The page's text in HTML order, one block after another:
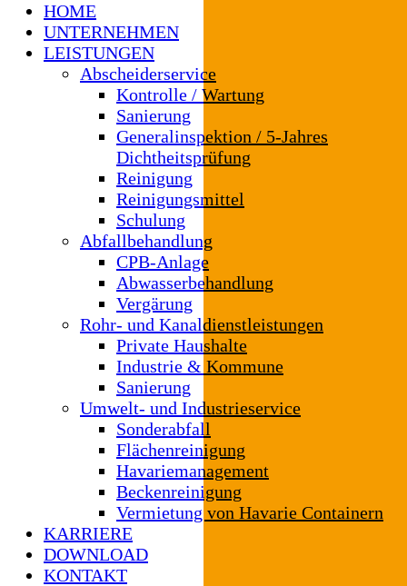
HOME
UNTERNEHMEN
LEISTUNGEN
Abscheiderservice
Kontrolle / Wartung
Sanierung
Generalinspektion / 5-Jahres
Dichtheitsprüfung
Reinigung
Reinigungsmittel
Schulung
Abfallbehandlung
CPB-Anlage
Abwasserbehandlung
Vergärung
Rohr- und Kanaldienstleistungen
Private Haushalte
Industrie & Kommune
Sanierung
Umwelt- und Industrieservice
Sonderabfall
Flächenreinigung
Havariemanagement
Beckenreinigung
Vermietung von Havarie Containern
KARRIERE
DOWNLOAD
KONTAKT